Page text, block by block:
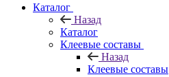
Каталог
Назад
Каталог
Клеевые составы
Назад
Клеевые составы